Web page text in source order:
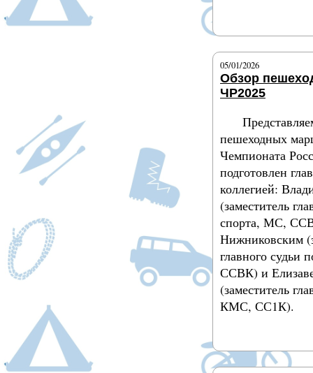
05/01/2026
Обзор
ЧР2025
пешеходных
Чемпионата
подготовлен
коллегией:
(заместитель
спорта, МС,
Нижниковским
главного судьи
ССВК) и
(заместитель
КМС, СС1К).